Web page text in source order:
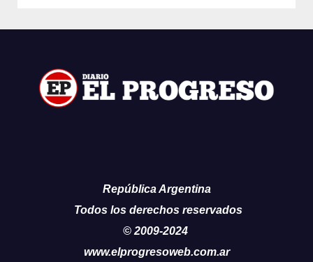
República Argentina
Todos los derechos reservados
© 2009-2024
www.elprogresoweb.com.ar